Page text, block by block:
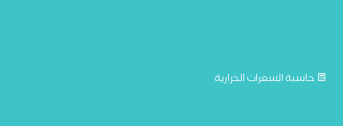
حاسبة السعرات الحرارية